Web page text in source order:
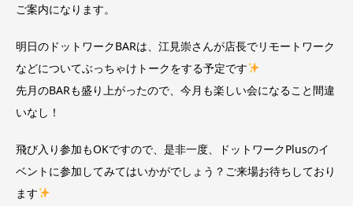
ご案内になります。
明日のドットワークBARは、江見崇さんが店長でリモートワーク
などについてぶっちゃけトークをする予定です
先月のBARも盛り上がったので、今月も楽しい会になること間違
いなし！
飛び入り参加もOKですので、是非一度、ドットワークPlusのイ
ベントに参加してみてはいかがでしょう？ご来場お待ちしており
ます